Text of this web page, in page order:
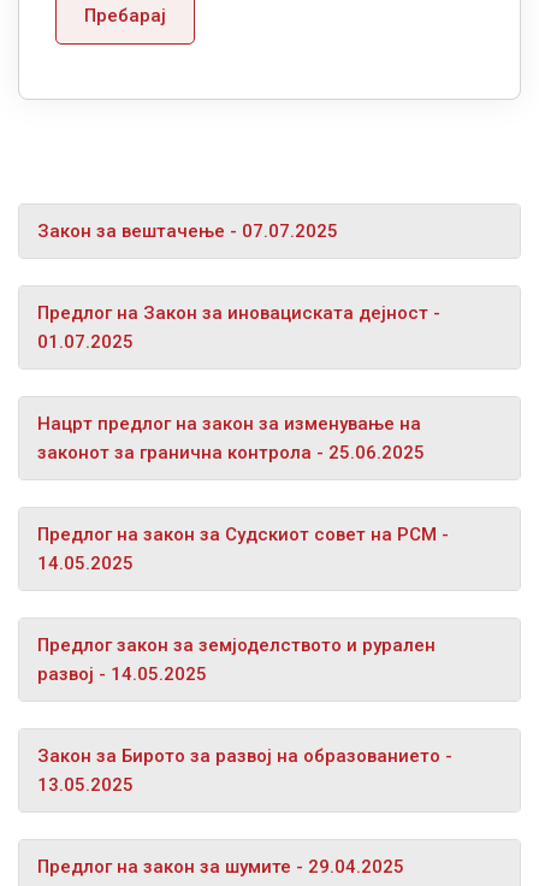
Пребарај
Закон за вештачење - 07.07.2025
Предлог на Закон за иновациската дејност -
01.07.2025
Нацрт предлог на закон за изменување на
законот за гранична контрола - 25.06.2025
Предлог на закон за Судскиот совет на РСМ -
14.05.2025
Предлог закон за земјоделството и рурален
развој - 14.05.2025
Закон за Бирото за развој на образованието -
13.05.2025
Предлог на закон за шумите - 29.04.2025